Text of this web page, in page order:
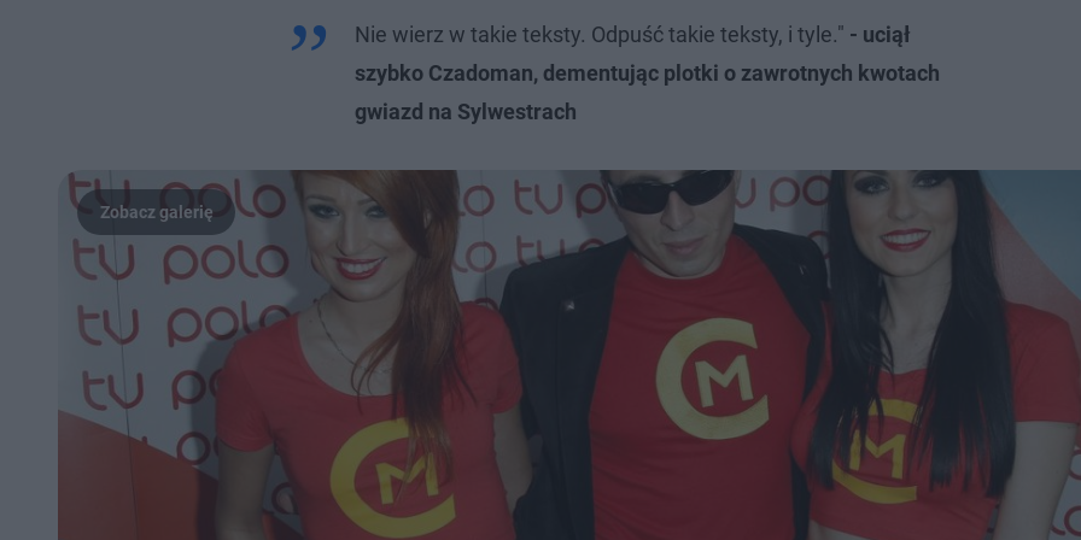
Nie wierz w takie teksty. Odpuść takie teksty, i tyle." - uciął
szybko Czadoman, dementując plotki o zawrotnych kwotach
gwiazd na Sylwestrach